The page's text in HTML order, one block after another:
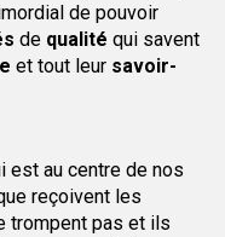
de pouvoir
de qualité qui savent
et tout leur savoir-
est au centre de nos
reçoivent les
trompent pas et ils